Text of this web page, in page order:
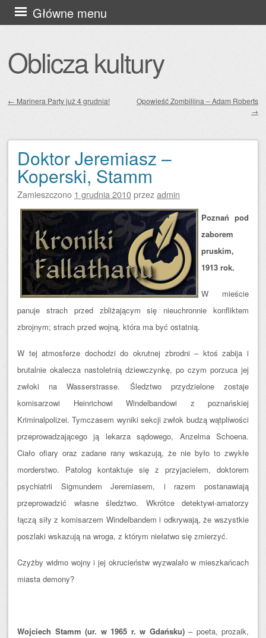
Oblicza kultury
Główne menu
Przejdź
do
← Marinera Party już 4 grudnia!
Opowieść Zombilijna – Adam Roberts
→
Doktor Jeremiasz –
Koperski, Stamm
Zamieszczono 1 grudnia 2010przezadmin
Poznań pod
zaborem
pruskim,
1913 rok.
W mieście
panuje strach przed zbliżającym się nieuchronnie konfliktem
zbrojnym; strach przed wojną, która ma być ostatnią.
W tej atmosferze dochodzi do okrutnej zbrodni – ktoś zabija i
brutalnie okalecza nastoletnią dziewczynkę, po czym porzuca jej
zwłoki na Wasserstrasse. Śledztwo przydzielone zostaje
komisarzowi Heinrichowi Windelbandowi z poznańskiej
Kriminalpolizei. Tymczasem wyniki sekcji zwłok budzą wątpliwości
przeprowadzającego ją lekarza sądowego, Anzelma Schoena.
Ciało ofiary oraz zadane rany wskazują, że nie było to zwykłe
morderstwo. Patolog kontaktuje się z przyjacielem, doktorem
psychiatrii Sigmundem Jeremiasem, i razem postanawiają
przeprowadzić własne śledztwo. Wkrótce detektywi-amatorzy
łączą siły z komisarzem Windelbandem i odkrywają, że wszystkie
poszlaki wskazują na wroga, z którym niełatwo się zmierzyć.
Czyżby widmo wojny i jej okrucieństw wyzwalało w mieszkańcach
miasta demony?
Wojciech Stamm (ur. w 1965 r. w Gdańsku)– poeta, prozaik,